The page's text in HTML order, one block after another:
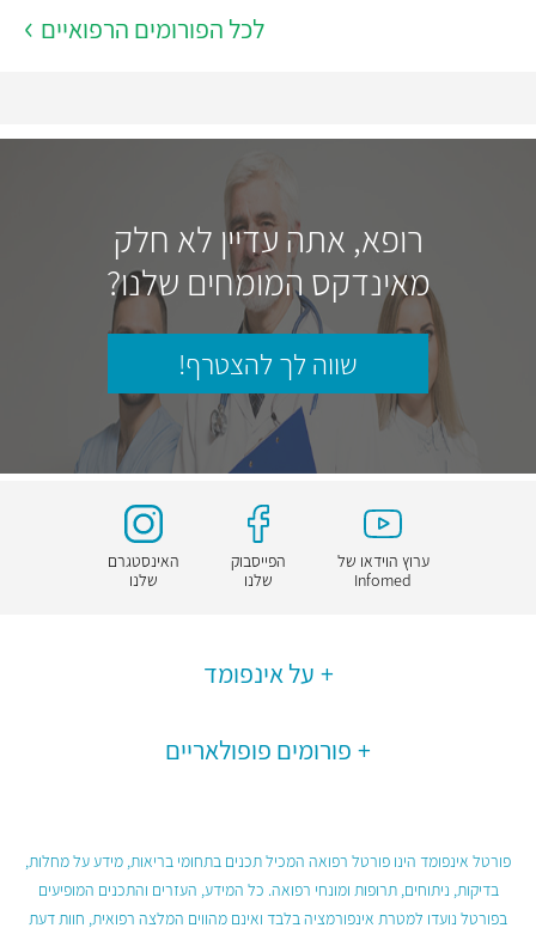
לכל הפורומים הרפואיים
רופא, אתה עדיין לא חלק
מאינדקס המומחים שלנו?
שווה לך להצטרף!
ערוץ הוידאו של
Infomed
הפייסבוק
שלנו
האינסטגרם
שלנו
על אינפומד
פורומים פופולאריים
פורטל אינפומד הינו פורטל רפואה המכיל תכנים בתחומי בריאות, מידע על מחלות,
בדיקות, ניתוחים, תרופות ומונחי רפואה. כל המידע, העזרים והתכנים המופיעים
בפורטל נועדו למטרת אינפורמציה בלבד ואינם מהווים המלצה רפואית, חוות דעת